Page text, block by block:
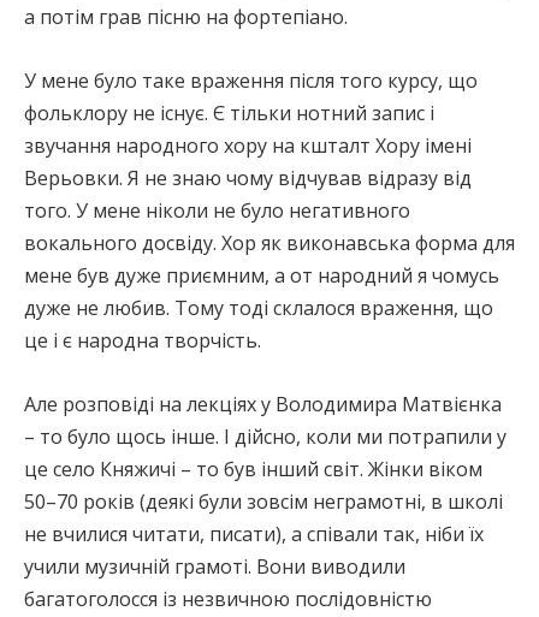
а потім грав пісню на фортепіано.
У мене було таке враження після того курсу, що
фольклору не існує. Є тільки нотний запис і
звучання народного хору на кшталт Хору імені
Верьовки. Я не знаю чому відчував відразу від
того. У мене ніколи не було негативного
вокального досвіду. Хор як виконавська форма для
мене був дуже приємним, а от народний я чомусь
дуже не любив. Тому тоді склалося враження, що
це і є народна творчість.
Але розповіді на лекціях у Володимира Матвієнка
– то було щось інше. І дійсно, коли ми потрапили у
це село Княжичі – то був інший світ. Жінки віком
50–70 років (деякі були зовсім неграмотні, в школі
не вчилися читати, писати), а співали так, ніби їх
учили музичній грамоті. Вони виводили
багатоголосся із незвичною послідовністю